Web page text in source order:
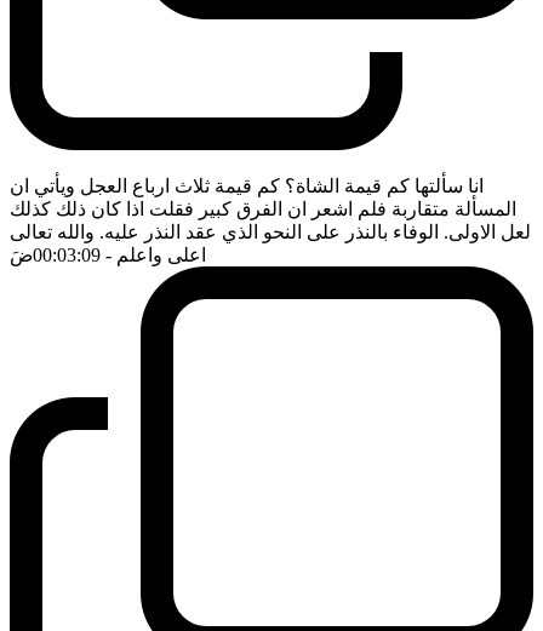
انا سألتها كم قيمة الشاة؟ كم قيمة ثلاث ارباع العجل ويأتي ان
المسألة متقاربة فلم اشعر ان الفرق كبير فقلت اذا كان ذلك كذلك
لعل الاولى. الوفاء بالنذر على النحو الذي عقد النذر عليه. والله تعالى
اعلى واعلم - 00:03:09 ضَ